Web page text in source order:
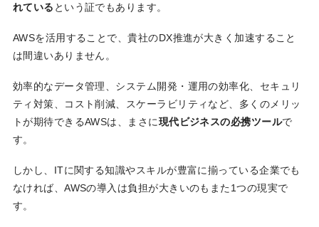
れている という証でもあります。
AWSを活用することで、貴社のDX推進が大きく加速すること
は間違いありません。
効率的なデータ管理、システム開発・運用の効率化、セキュリ
ティ対策、コスト削減、スケーラビリティなど、多くのメリッ
トが期待できるAWSは、まさに現代ビジネスの必携ツールで
す。
しかし、ITに関する知識やスキルが豊富に揃っている企業でも
なければ、AWSの導入は負担が大きいのもまた1つの現実で
す。